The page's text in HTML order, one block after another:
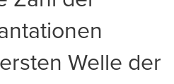
Welle der